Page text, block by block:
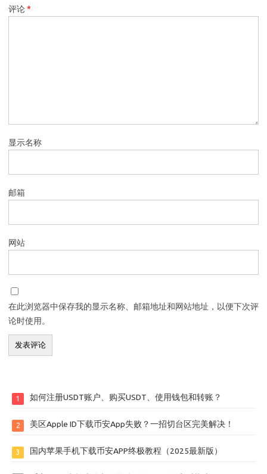
评论*
显示名称
邮箱
网站
在此浏览器中保存我的显示名称、邮箱地址和网站地址，以便下次评
论时使用。
1 如何注册USDT账户、购买USDT、使用钱包和转账？
2 美区Apple ID下载币安App失败？一招切台区完美解决！
3 国内苹果手机下载币安APP终极教程（2025最新版）